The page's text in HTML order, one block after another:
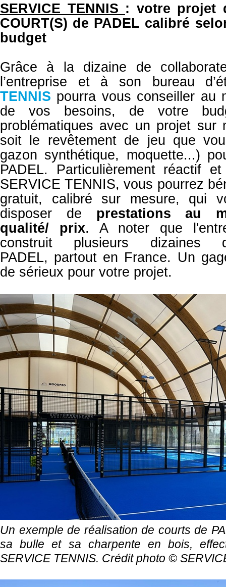
SERVICE TENNIS : votre projet
COURT(S) de PADEL calibré
budget
Grâce à la dizaine de
l’entreprise et à son bureau
TENNIS pourra vous conseiller au
de vos besoins, de votre
problématiques avec un projet sur
soit le revêtement de jeu que
gazon synthétique, moquette...)
PADEL. Particulièrement réactif
SERVICE TENNIS, vous pourrez
gratuit, calibré sur mesure, qui
disposer de prestations
au
qualité/ prix. A noter que
construit plusieurs
PADEL, partout en France. Un
de sérieux pour votre projet.
Un exemple de réalisation de courts de
sa bulle et sa charpente en bois,
SERVICE TENNIS. Crédit photo ©